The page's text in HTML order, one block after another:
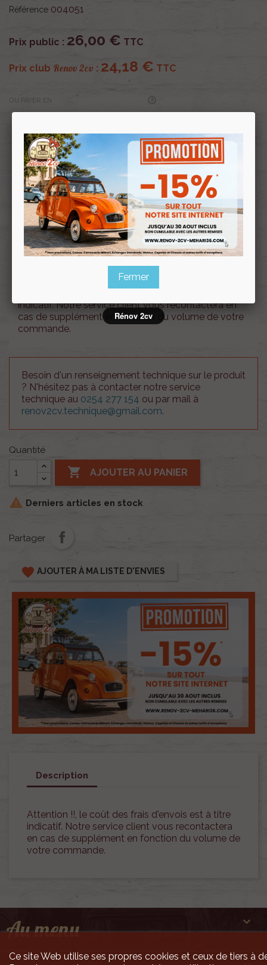
Référence 004051
Prix public : 26,00 € TTC
Prix club Renov 2cv : 24,18 € TTC
Profitez de prix remisés
avec la Carte clubRenov 2cv
Souscrire
au club
Renov 2cv
Support de gache droit / gauche nouveau modèle
Méhari BLANC BRILLANT
indicatif. Notre service client vous recontactera en
cas de supplément en fonction du volume de votre
commande.
Besoin d'un renseignement technique sur le produit
? N'hésitez pas à contacter notre service
technique au 0254 277 154 ou par mail à
renov2cv.technique@gmail.com.
Quantité
 AJOUTER AU PANIER
 Derniers articles en stock
Partager
favorite AJOUTER À MA LISTE D'ENVIES
Description
Attention !!, le coût des frais d'envois est à titre
indicatif. Notre service client vous recontactera
en cas de supplément en fonction du volume de
votre commande.
Au menu 
Ce site Web utilise ses propres cookies et ceux de tiers à
Fermer
Rénov 2cv